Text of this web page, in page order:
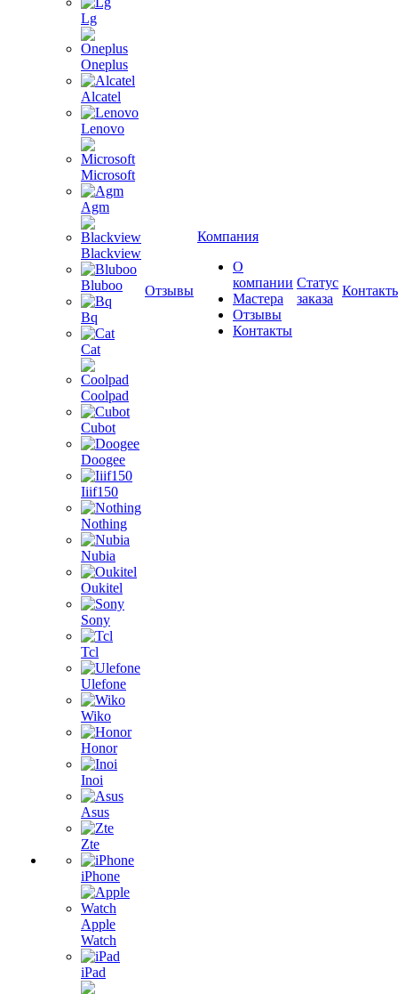
Lg
Oneplus
Alcatel
Lenovo
Microsoft
Agm
Blackview
Bluboo
Bq
Cat
Coolpad
Cubot
Doogee
Iiif150
Nothing
Nubia
Oukitel
Sony
Tcl
Ulefone
Wiko
Honor
Inoi
Asus
Zte
iPhone
Apple
Watch
iPad
Отзывы
Компания
О
компании
Мастера
Отзывы
Контакты
Статус
заказа